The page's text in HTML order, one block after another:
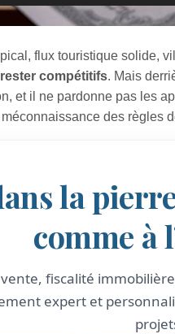
flux touristique solide,
compétitifs. Mais
et il ne pardonne pas les
des règles
la
comme à
fiscalité
expert et